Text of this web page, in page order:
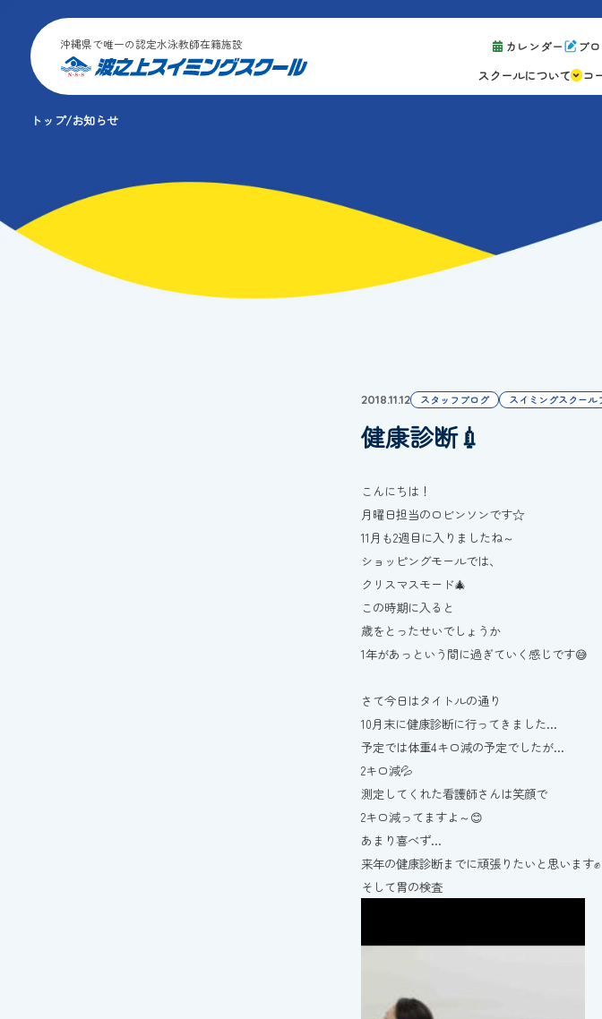
沖縄県で唯一の認定水泳教師在籍施設 カレンダー ブ
スクールについて
コ
トップ お知らせ
2018.11.12 スタッフブログ スイミングスクール
健康診断💉
こんにちは！
月曜日担当のロビンソンです☆
11月も2週目に入りましたね～
ショッピングモールでは、
クリスマスモード🎄
この時期に入ると
歳をとったせいでしょうか
1年があっという間に過ぎていく感じです😅
さて今日はタイトルの通り
10月末に健康診断に行ってきました…
予定では体重4キロ減の予定でしたが…
2キロ減💦
測定してくれた看護師さんは笑顔で
2キロ減ってますよ～😊
あまり喜べず…
来年の健康診断までに頑張りたいと思います✊
そして胃の検査